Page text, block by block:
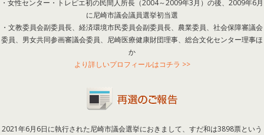
・女性センター・トレピエ初の民間人所長（2004～2009年3月）の後、2009年6月
に尼崎市議会議員選挙初当選
・文教委員会副委員長、経済環境市民委員会副委員長、農業委員、社会保障審議会
委員、男女共同参画審議会委員、尼崎医療健康財団理事、総合文化センター理事ほ
か
より詳しいプロフィールはコチラ >>
2021年6月6日に執行された尼崎市議会選挙におきまして、すだ和は3898票という